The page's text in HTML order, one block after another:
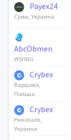
Payex24
Сумы, Украина
AbcObmen
WSHNG
Crybex
Варшава,
Польша
Crybex
Николаев,
Украина